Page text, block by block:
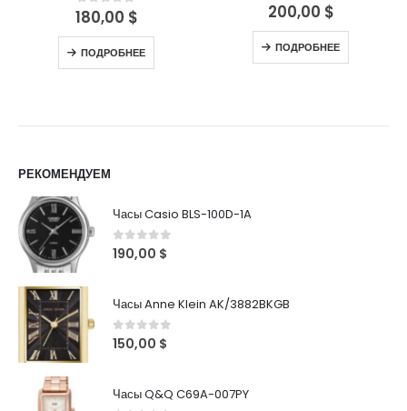
0out of 5
180,00 $
ПОДРОБНЕЕ
0out of 5
200,00 $
ПОДРОБНЕЕ
РЕКОМЕНДУЕМ
Часы Casio BLS-100D-1A
0out of 5
190,00 $
Часы Anne Klein AK/3882BKGB
0out of 5
150,00 $
Часы Q&Q C69A-007PY